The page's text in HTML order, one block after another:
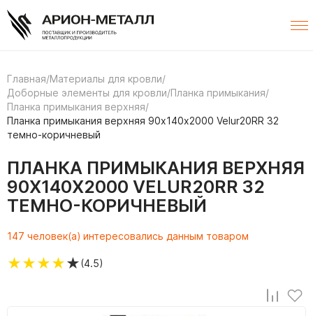
Главная/Материалы для кровли/
Доборные элементы для кровли/Планка примыкания/
Планка примыкания верхняя/
Планка примыкания верхняя 90х140х2000 Velur20RR 32
темно-коричневый
ПЛАНКА ПРИМЫКАНИЯ ВЕРХНЯЯ
90Х140Х2000 VELUR20RR 32
ТЕМНО-КОРИЧНЕВЫЙ
147 человек(а) интересовались данным товаром
★★★★★(4.5)